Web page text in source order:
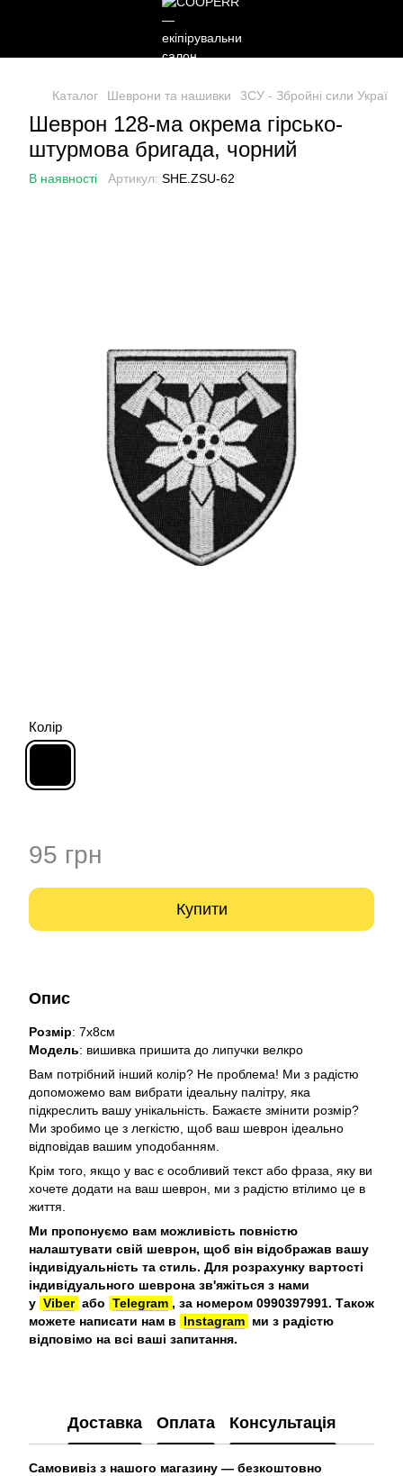
Каталог Шеврони та нашивки 3СУ - Збройні сили України
Шеврон 128-ма окрема гірсько-
штурмова бригада, чорний
В наявності Артикул: SHE.ZSU-62
Колір
95 грн
Купити
Опис
Розмір: 7х8см
Модель: вишивка пришита до липучки велкро
Вам потрібний інший колір? Не проблема! Ми з радістю
допоможемо вам вибрати ідеальну палітру, яка
підкреслить вашу унікальність. Бажаєте змінити розмір?
Ми зробимо це з легкістю, щоб ваш шеврон ідеально
відповідав вашим уподобанням.
Крім того, якщо у вас є особливий текст або фраза, яку ви
хочете додати на ваш шеврон, ми з радістю втілимо це в
життя.
Ми пропонуємо вам можливість повністю
налаштувати свій шеврон, щоб він відображав вашу
індивідуальність та стиль. Для розрахунку вартості
індивідуального шеврона зв'яжіться з нами
у Viber або Telegram , за номером 0990397991. Також
можете написати нам в
Instagram ми з радістю
відповімо на всі ваші запитання.
Доставка Оплата Консультація
Самовивіз з нашого магазину — безкоштовно